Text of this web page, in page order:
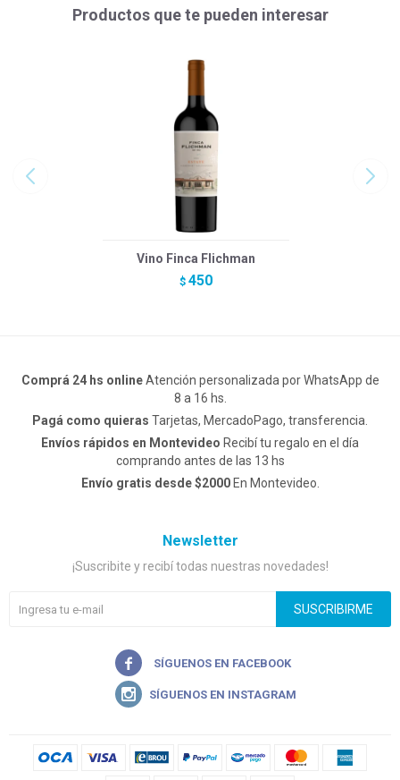
Productos que te pueden interesar
Vino Finca Flichman
$ 450
Comprá 24 hs onlineAtención personalizada por WhatsApp de
8 a 16 hs.
Pagá como quieras Tarjetas, MercadoPago, transferencia.
Envíos rápidos en Montevideo Recibí tu regalo en el día
comprando antes de las 13 hs
Envío gratis desde $2000En Montevideo.
Newsletter
¡Suscribite y recibí todas nuestras novedades!
SUSCRIBIRME

